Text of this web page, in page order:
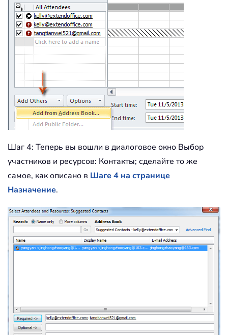
Шаг 4: Теперь вы вошли в диалоговое окно Выбор
участников и ресурсов: Контакты; сделайте то же
самое, как описано в Шаге 4 на странице
Назначение.